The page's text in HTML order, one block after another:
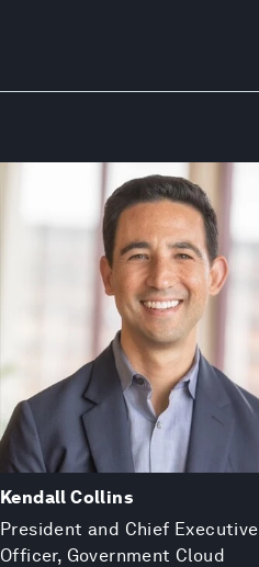
Kendall Collins
President and Chief Executive
Officer, Government Cloud